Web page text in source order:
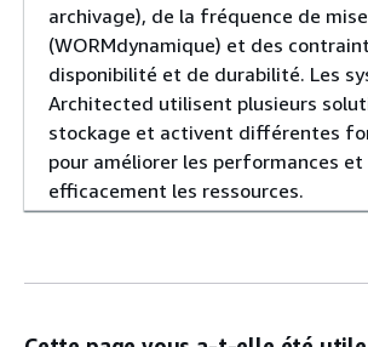
archivage), de la fréquence de
(WORMdynamique) et des
disponibilité et de durabilité. Les
Architected utilisent plusieurs
stockage et activent différentes
pour améliorer les performances
efficacement les ressources.